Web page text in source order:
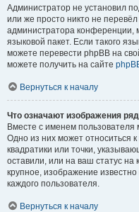
Администратор не установил
или же просто никто не
администратора конференции,
языковой пакет. Если такого
можете перевести phpBB на
можете получить на сайте
Вернуться к началу
Что означают изображения
Вместе с именем пользователя
Одно из них может относиться
квадратики или точки,
оставили, или на ваш статус
крупное, изображение
каждого пользователя.
Вернуться к началу